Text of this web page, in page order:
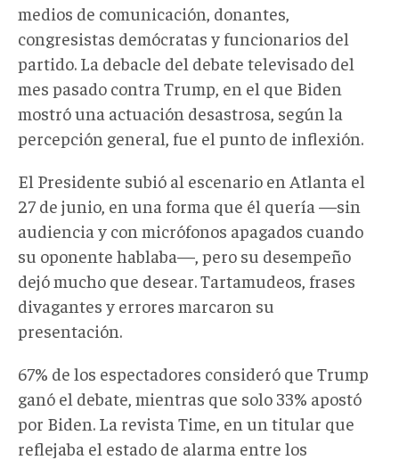
medios de comunicación, donantes,
congresistas demócratas y funcionarios del
partido. La debacle del debate televisado del
mes pasado contra Trump, en el que Biden
mostró una actuación desastrosa, según la
percepción general, fue el punto de inflexión.
El Presidente subió al escenario en Atlanta el
27 de junio, en una forma que él quería —sin
audiencia y con micrófonos apagados cuando
su oponente hablaba—, pero su desempeño
dejó mucho que desear. Tartamudeos, frases
divagantes y errores marcaron su
presentación.
67% de los espectadores consideró que Trump
ganó el debate, mientras que solo 33% apostó
por Biden. La revista Time, en un titular que
reflejaba el estado de alarma entre los